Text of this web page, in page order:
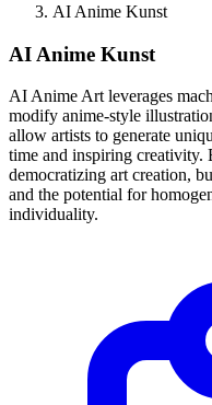
AI Anime Kunst
AI Anime Kunst
AI Anime Art leverages
modify anime-style
allow artists to generate
time and inspiring creativity.
democratizing art creation,
and the potential for
individuality.